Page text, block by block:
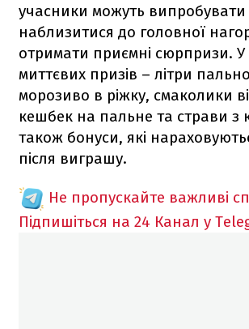
учасники можуть випробувати
наблизитися до головної
отримати приємні сюрпризи. У
миттєвих призів – літри
морозиво в ріжку, смаколики
кешбек на пальне та страви з
також бонуси, які
після виграшу.
Не пропускайте важливі
Підпишіться на 24 Канал у